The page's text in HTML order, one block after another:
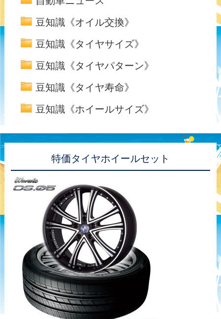
豆知識《オイル交換》
豆知識《タイヤサイズ》
豆知識《タイヤパターン》
豆知識《タイヤ寿命》
豆知識《ホイールサイズ》
特価タイヤホイールセット